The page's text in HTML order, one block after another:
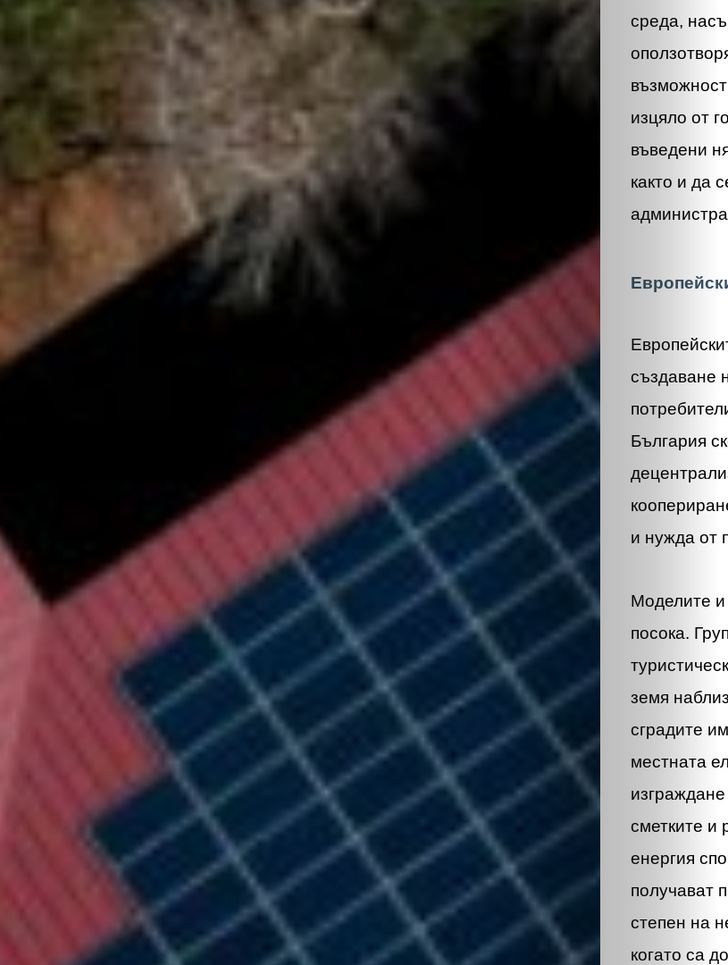
ЗА
НАС
ЕКО
и
БИО
ЗА
УСПЕХ
среда,
изцяло от
въведени
както и да
създаване
България
и нужда от
Моделите и
посока.
земя
сградите
местната
сметките и
енергия
получават
степен на
когато са